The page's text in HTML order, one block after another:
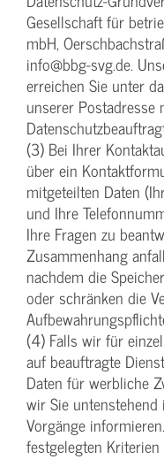
Gesellschaft für
mbH,
info@bbg-svg.de.
erreichen Sie unter
unserer Postadresse
(3) Bei Ihrer
über ein
mitgeteilten Daten
und Ihre
Ihre Fragen zu
Zusammenhang
nachdem die
oder schränken die
(4) Falls wir für
auf beauftragte
Daten für werbliche
wir Sie
Vorgänge
festgelegten